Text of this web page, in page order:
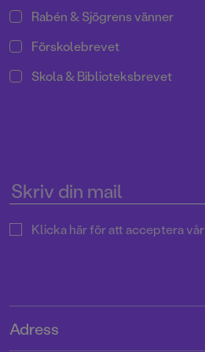
Rabén & Sjögrens vänner
Förskolebrevet
Skola & Biblioteksbrevet
Klicka här för att acceptera vår
Adress